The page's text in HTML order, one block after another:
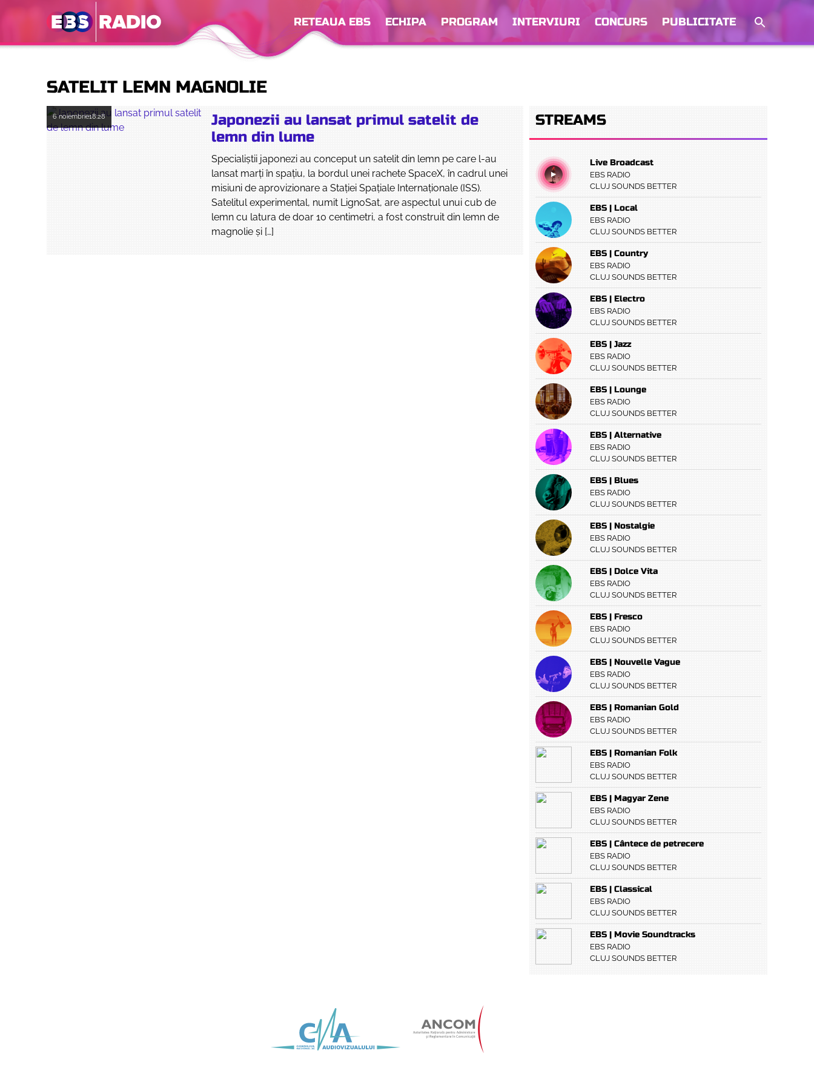
RETEAUA EBS ECHIPA PROGRAM INTERVIURI CONCURS PUBLICITATE
SATELIT LEMN MAGNOLIE
6 noiembrie18:28
Japonezii au lansat primul satelit de
lemn din lume
Specialiştii japonezi au conceput un satelit din lemn pe care l-au
lansat marţi în spaţiu, la bordul unei rachete SpaceX, în cadrul unei
misiuni de aprovizionare a Staţiei Spaţiale Internaţionale (ISS).
Satelitul experimental, numit LignoSat, are aspectul unui cub de
lemn cu latura de doar 10 centimetri, a fost construit din lemn de
magnolie şi […]
STREAMS
Live Broadcast
EBS RADIO
CLUJ SOUNDS BETTER
EBS | Local
EBS RADIO
CLUJ SOUNDS BETTER
EBS | Country
EBS RADIO
CLUJ SOUNDS BETTER
EBS | Electro
EBS RADIO
CLUJ SOUNDS BETTER
EBS | Jazz
EBS RADIO
CLUJ SOUNDS BETTER
EBS | Lounge
EBS RADIO
CLUJ SOUNDS BETTER
EBS | Alternative
EBS RADIO
CLUJ SOUNDS BETTER
EBS | Blues
EBS RADIO
CLUJ SOUNDS BETTER
EBS | Nostalgie
EBS RADIO
CLUJ SOUNDS BETTER
EBS | Dolce Vita
EBS RADIO
CLUJ SOUNDS BETTER
EBS | Fresco
EBS RADIO
CLUJ SOUNDS BETTER
EBS | Nouvelle Vague
EBS RADIO
CLUJ SOUNDS BETTER
EBS | Romanian Gold
EBS RADIO
CLUJ SOUNDS BETTER
EBS | Romanian Folk
EBS RADIO
CLUJ SOUNDS BETTER
EBS | Magyar Zene
EBS RADIO
CLUJ SOUNDS BETTER
EBS | Cântece de petrecere
EBS RADIO
CLUJ SOUNDS BETTER
EBS | Classical
EBS RADIO
CLUJ SOUNDS BETTER
EBS | Movie Soundtracks
EBS RADIO
CLUJ SOUNDS BETTER